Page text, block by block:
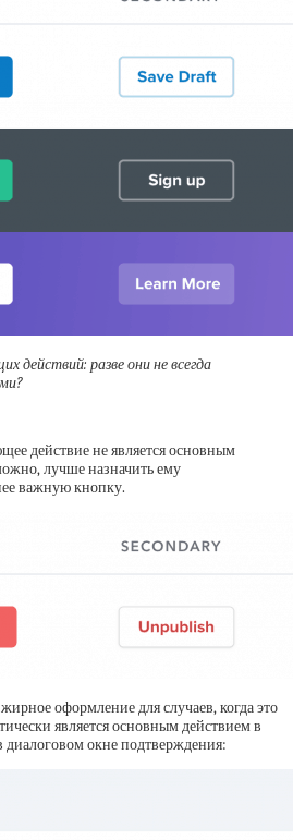
действий: разве они не всегда
действие не является основным
лучше назначить ему
важную кнопку.
оформление для случаев, когда это
является основным действием в
диалоговом окне подтверждения: